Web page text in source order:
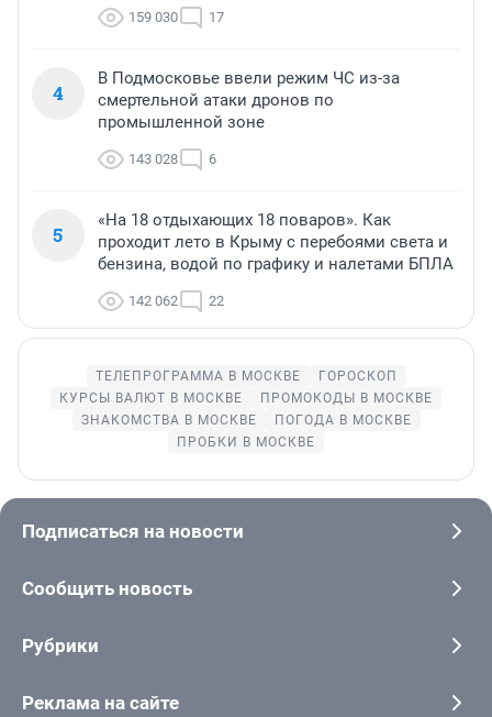
159 030 17
4
В Подмосковье ввели режим ЧС из-за
смертельной атаки дронов по
промышленной зоне
143 028 6
5
«На 18 отдыхающих 18 поваров». Как
проходит лето в Крыму с перебоями света и
бензина, водой по графику и налетами БПЛА
142 062 22
ТЕЛЕПРОГРАММА В МОСКВЕ
ГОРОСКОП
КУРСЫ ВАЛЮТ В МОСКВЕ
ПРОМОКОДЫ В МОСКВЕ
ЗНАКОМСТВА В МОСКВЕ
ПОГОДА В МОСКВЕ
ПРОБКИ В МОСКВЕ
Подписаться на новости
Сообщить новость
Рубрики
Реклама на сайте